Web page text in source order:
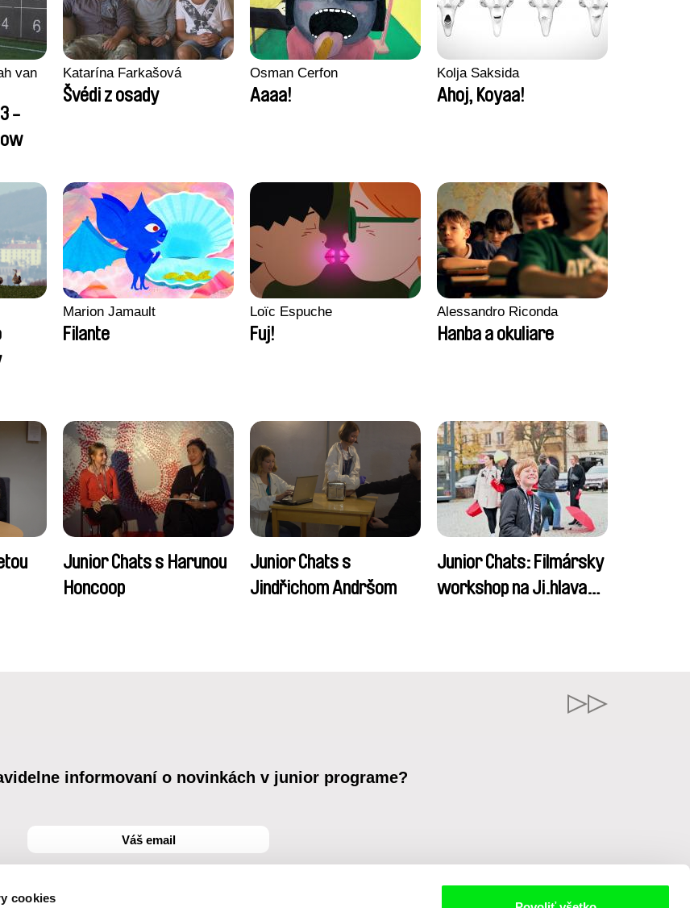
cookies
van
-
Katarína Farkašová
Švédi z osady
Osman Cerfon
Aaaa!
Kolja Saksida
Ahoj, Koyaa!
Marion Jamault
Filante
Loïc Espuche
Fuj!
Alessandro Riconda
Hanba a okuliare
Junior Chats s Harunou
Honcoop
Junior Chats s
Jindřichom Andršom
Junior Chats: Filmársky
workshop na Ji.hlava
informovaní o novinkách v junior programe?